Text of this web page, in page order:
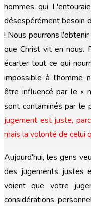
hommes qui
désespérément besoin
! Nous pourrons
que Christ vit en nous.
écarter tout ce qui
impossible à l'homme
être influencé par le «
sont contaminés par le
jugement est juste,
mais la volonté de celui
Aujourd'hui, les gens
des jugements justes
voient que votre
considérations